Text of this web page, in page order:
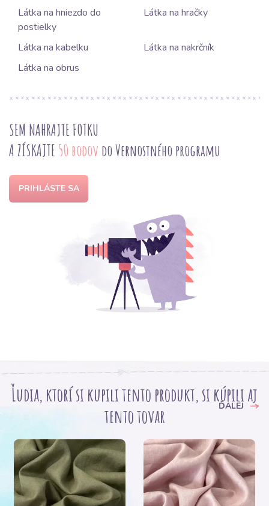
Látka na hniezdo do
postielky
Látka na hračky
Látka na kabelku
Látka na nakrčník
Látka na obrus
SEM NAHRAJTE FOTKU
A ZÍSKAJTE 50 bodov do Vernostného programu
PRIHLÁSTE SA
Ľudia, ktorí si kupili tento produkt, si kúpili aj
tento tovar
ĎALEJ